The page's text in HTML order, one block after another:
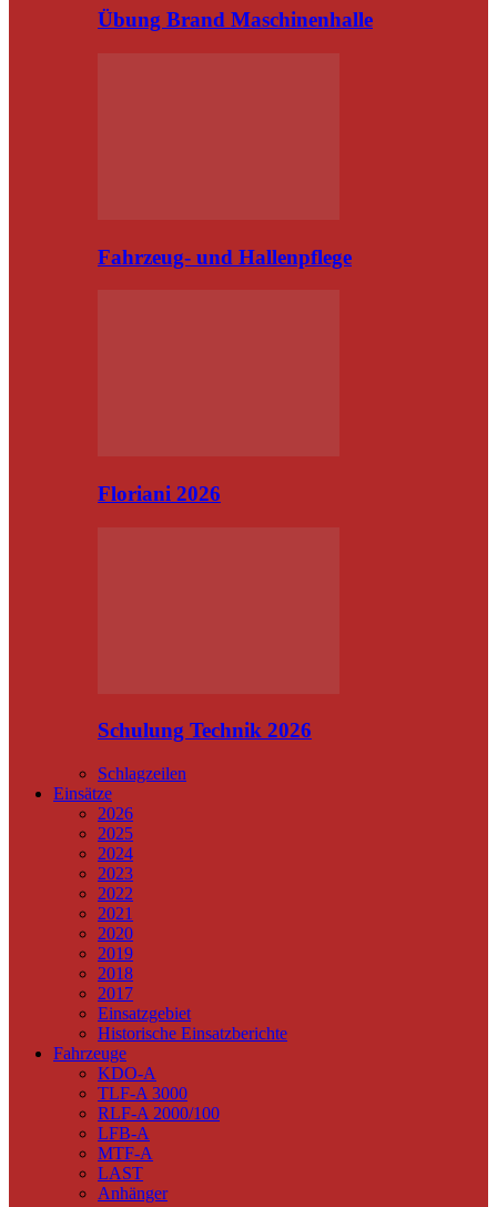
Übung Brand Maschinenhalle
Fahrzeug- und Hallenpflege
Floriani 2026
Schulung Technik 2026
Schlagzeilen
Einsätze
2026
2025
2024
2023
2022
2021
2020
2019
2018
2017
Einsatzgebiet
Historische Einsatzberichte
Fahrzeuge
KDO-A
TLF-A 3000
RLF-A 2000/100
LFB-A
MTF-A
LAST
Anhänger